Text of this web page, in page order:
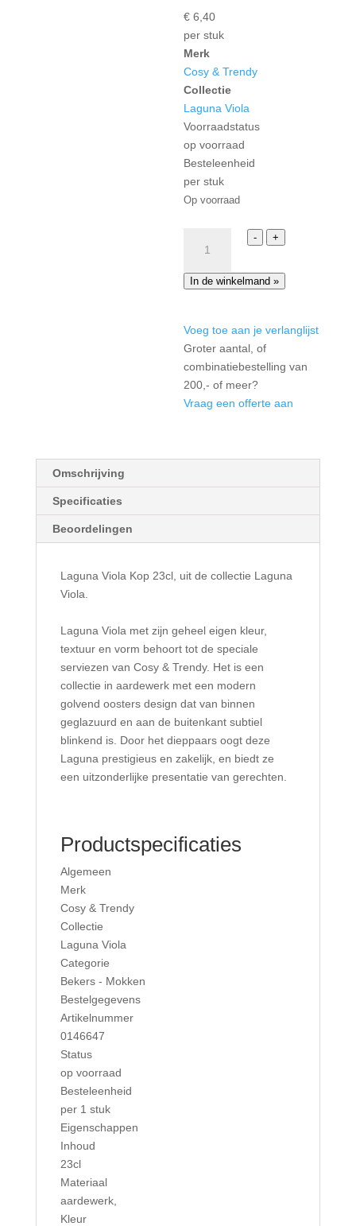
d
r
i
g
0
u
i
5
€6,40
per stuk
Merk
Cosy & Trendy
Collectie
Laguna Viola
Voorraadstatus
op voorraad
Besteleenheid
per stuk
Op voorraad
-
Viola
Kop
23cl
+
In de winkelmand »
Voeg toe aan je verlanglijst
Groter aantal, of
combinatiebestelling van
200,- of meer?
Vraag een offerte aan
Omschrijving
Specificaties
Beoordelingen
Laguna Viola Kop 23cl, uit de collectie Laguna
Viola.
Laguna Viola met zijn geheel eigen kleur,
textuur en vorm behoort tot de speciale
serviezen van Cosy & Trendy. Het is een
collectie in aardewerk met een modern
golvend oosters design dat van binnen
geglazuurd en aan de buitenkant subtiel
blinkend is. Door het dieppaars oogt deze
Laguna prestigieus en zakelijk, en biedt ze
een uitzonderlijke presentatie van gerechten.
Productspecificaties
Algemeen
Merk
Cosy & Trendy
Collectie
Laguna Viola
Categorie
Bekers - Mokken
Bestelgegevens
Artikelnummer
0146647
Status
op voorraad
Besteleenheid
per 1 stuk
Eigenschappen
Inhoud
23cl
Materiaal
aardewerk,
Kleur